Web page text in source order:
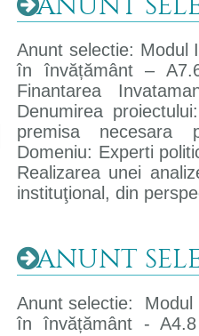
Anunt selectie: Modul
în învățământ –
Finantarea
Denumirea
premisa necesara
Domeniu: Experti
Realizarea unei
instituţional, din
ANUNT
Anunt selectie: Modul
în învățământ -